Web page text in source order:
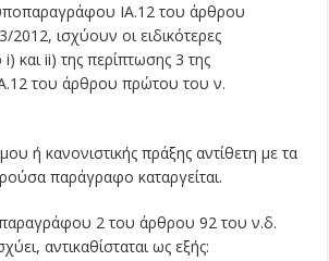
ΙΑ.12 του άρθρου
ισχύουν οι ειδικότερες
και ii) της περίπτωσης 3 της
του άρθρου πρώτου του ν.
ή κανονιστικής πράξης αντίθετη με τα
παράγραφο καταργείται.
παραγράφου 2 του άρθρου 92 του ν.δ.
αντικαθίσταται ως εξής: